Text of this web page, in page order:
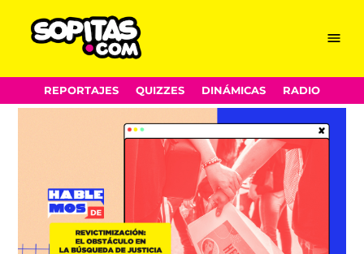
Skip
to
Menu
REPORTAJES QUIZZES DINÁMICAS RADIO